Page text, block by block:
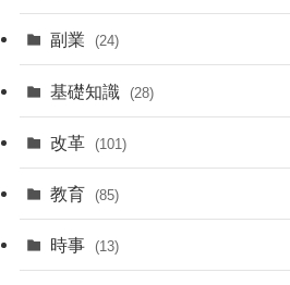
副業 (24)
基礎知識 (28)
改革 (101)
教育 (85)
時事 (13)